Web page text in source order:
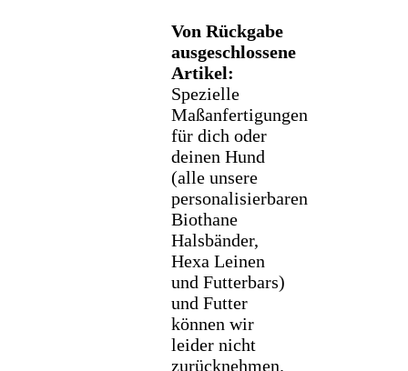
Von Rückgabe
ausgeschlossene
Artikel:
Spezielle
Maßanfertigungen
für dich oder
deinen Hund
(alle unsere
personalisierbaren
Biothane
Halsbänder,
Hexa Leinen
und Futterbars)
und Futter
können wir
leider nicht
zurücknehmen.